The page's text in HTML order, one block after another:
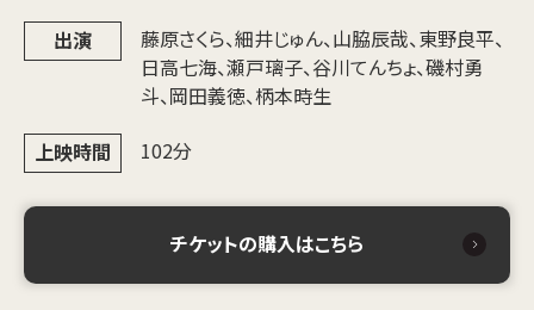
出演
藤原さくら、細井じゅん、山脇辰哉、東野良平、
日高七海、瀬戸璃子、谷川てんちょ、磯村勇
斗、岡田義徳、柄本時生
上映時間
102分
チケットの購入はこちら